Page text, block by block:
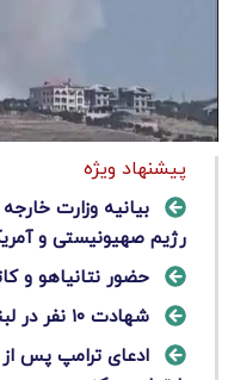
پیشنهاد ویژه
بیانیه وزارت
رژیم صهیونیستی و
حضور نتانیاهو و
شهادت ۱۰ نفر در لبنان با وجود توافق بیروت با تل‌آویو
ادعای ترامپ پس از